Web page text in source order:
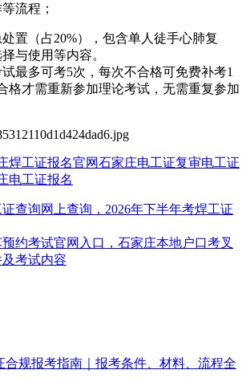
流程；
置（占20%），包含单人徒手心肺复
与使用等内容。
最多可考5次，每次不合格可免费补考1
格才需重新参加理论考试，无需重复参加
焊工证报名官网石家庄电工证复审电工证
电工证报名
查询网上查询，2026年下半年考焊工证
预约考试官网入口，石家庄本地户口考叉
考试内容